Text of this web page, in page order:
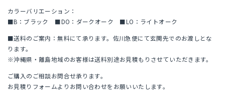
カラーバリエーション：
■B：ブラック ■DO：ダークオーク ■LO：ライトオーク
■送料のご案内：無料にて承ります。佐川急便にて玄関先でのお渡しとな
ります。
※沖縄県・離島地域のお客様は送料別途お見積もりさせていただきます。
ご購入のご相談お問合せ承ります。
お見積りフォームよりお問い合わせをお願いいたします。